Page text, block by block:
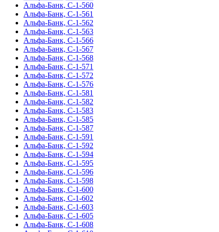
Альфа-Банк, С-1-560
Альфа-Банк, С-1-561
Альфа-Банк, С-1-562
Альфа-Банк, С-1-563
Альфа-Банк, С-1-566
Альфа-Банк, С-1-567
Альфа-Банк, С-1-568
Альфа-Банк, С-1-571
Альфа-Банк, С-1-572
Альфа-Банк, С-1-576
Альфа-Банк, С-1-581
Альфа-Банк, С-1-582
Альфа-Банк, С-1-583
Альфа-Банк, С-1-585
Альфа-Банк, С-1-587
Альфа-Банк, С-1-591
Альфа-Банк, С-1-592
Альфа-Банк, С-1-594
Альфа-Банк, С-1-595
Альфа-Банк, С-1-596
Альфа-Банк, С-1-598
Альфа-Банк, С-1-600
Альфа-Банк, С-1-602
Альфа-Банк, С-1-603
Альфа-Банк, С-1-605
Альфа-Банк, С-1-608